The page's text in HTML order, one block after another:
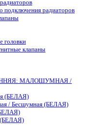
подключения радиаторов
головки
клапаны
МАЛОШУМНАЯ /
(БЕЛАЯ)
/ Бесшумная (БЕЛАЯ)
(БЕЛАЯ)